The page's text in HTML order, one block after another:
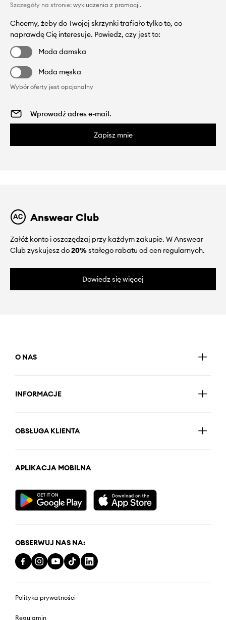
Szczegóły na stronie: wykluczenia z promocji.
Chcemy, żeby do Twojej skrzynki trafiało tylko to, co
naprawdę Cię interesuje. Powiedz, czy jest to:
Moda damska
Moda męska
Wybór oferty jest opcjonalny
Zapisz mnie
Answear Club
Załóż konto i oszczędzaj przy każdym zakupie. W Answear
Club zyskujesz do20%stałego rabatu od cen regularnych.
Dowiedz się więcej
O NAS
INFORMACJE
OBSŁUGA KLIENTA
APLIKACJA MOBILNA
OBSERWUJ NAS NA:
Polityka prywatności
Regulamin